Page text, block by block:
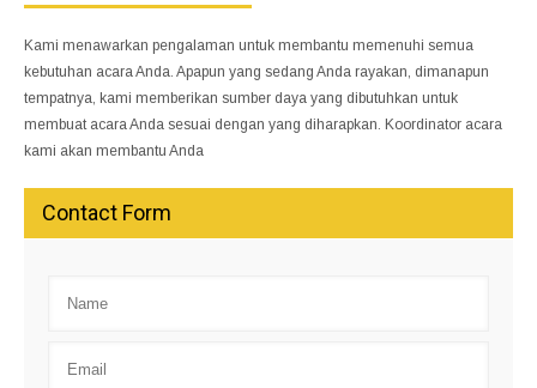
Kami menawarkan pengalaman untuk membantu memenuhi semua
kebutuhan acara Anda. Apapun yang sedang Anda rayakan, dimanapun
tempatnya, kami memberikan sumber daya yang dibutuhkan untuk
membuat acara Anda sesuai dengan yang diharapkan. Koordinator acara
kami akan membantu Anda
Contact Form